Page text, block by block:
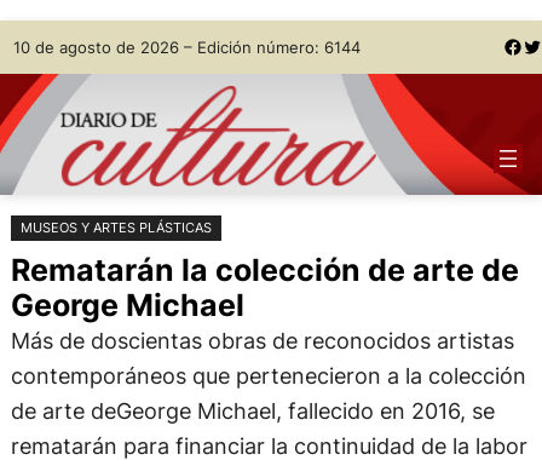
Saltar
al
contenido
Skip
to
content
10 de agosto de 2026 – Edición número: 6144 Facebook Twitter
MUSEOS Y ARTES PLÁSTICAS
Rematarán la colección de arte de
George Michael
Más de doscientas obras de reconocidos artistas
contemporáneos que pertenecieron a la colección
de arte deGeorge Michael, fallecido en 2016, se
rematarán para financiar la continuidad de la labor